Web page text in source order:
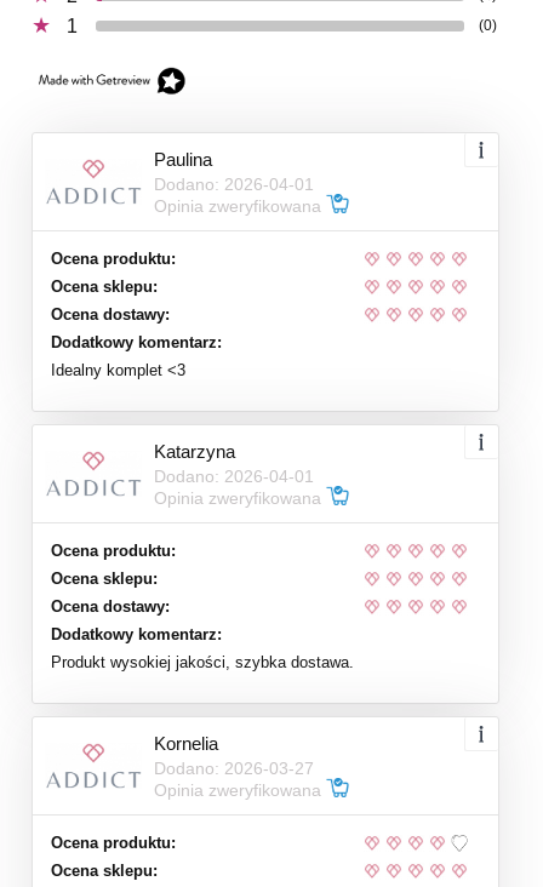
1 (0)
Paulina
Dodano: 2026-04-01
Opinia zweryfikowana
Ocena produktu:
Ocena sklepu:
Ocena dostawy:
Dodatkowy komentarz:
Idealny komplet <3
Katarzyna
Dodano: 2026-04-01
Opinia zweryfikowana
Ocena produktu:
Ocena sklepu:
Ocena dostawy:
Dodatkowy komentarz:
Produkt wysokiej jakości, szybka dostawa.
Kornelia
Dodano: 2026-03-27
Opinia zweryfikowana
Ocena produktu:
Ocena sklepu: